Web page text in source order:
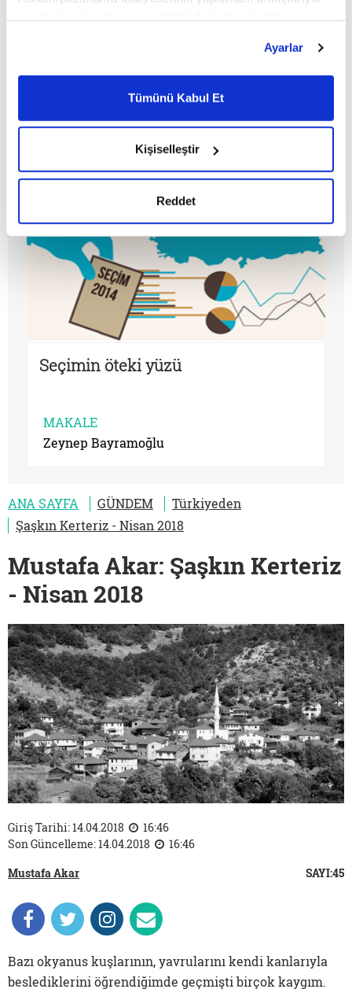
belirleyebilirsiniz. Çerezlere ilişkin detaylı bilgi için
Ayarlar butonuna tıklayabilir,Çerez Bilgilendirme
Metnimizi ziyaret edebilirsiniz.
hazırlanmış olan İnternet Sitesi Aydınlatma Metnimizi
okumak ve sitemizi ziyaretiniz kapsamında
gerçekleştirilen veri işleme faaliyetleri ile ilgili daha
Ayarlar
Tümünü Kabul Et
Kişiselleştir
Reddet
Zeynep Bayramoğlu
Seçimin öteki yüzü
MAKALE
Zeynep Bayramoğlu
ANA SAYFA GÜNDEM
Türkiyeden
Şaşkın Kerteriz - Nisan 2018
Mustafa Akar: Şaşkın Kerteriz
- Nisan 2018
Giriş Tarihi: 14.04.2018
16:46
Son Güncelleme: 14.04.2018
16:46
Mustafa Akar
SAYI:45
Bazı okyanus kuşlarının, yavrularını kendi kanlarıyla
beslediklerini öğrendiğimde geçmişti birçok kaygım.